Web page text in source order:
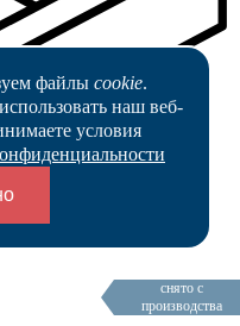
снято с
производства
файлы cookie.
наш веб-
условия